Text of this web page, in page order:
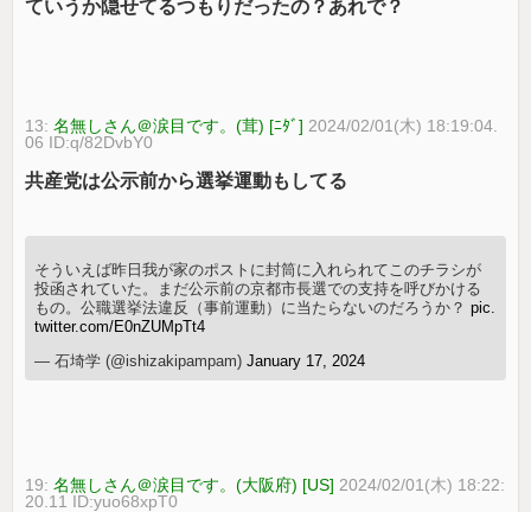
ていうか隠せてるつもりだったの？あれで？
13:名無しさん＠涙目です。(茸) [ﾆﾀﾞ] 2024/02/01(木) 18:19:04.
06 ID:q/82DvbY0
共産党は公示前から選挙運動もしてる
そういえば昨日我が家のポストに封筒に入れられてこのチラシが
投函されていた。まだ公示前の京都市長選での支持を呼びかける
もの。公職選挙法違反（事前運動）に当たらないのだろうか？pic.
twitter.com/E0nZUMpTt4
— 石埼学 (@ishizakipampam)January 17, 2024
19:名無しさん＠涙目です。(大阪府) [US] 2024/02/01(木) 18:22:
20.11 ID:yuo68xpT0